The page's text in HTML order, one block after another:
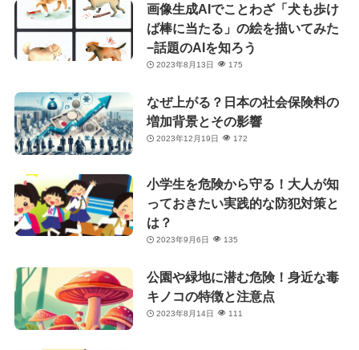
画像生成AIでことわざ「犬も歩け
ば棒に当たる」の絵を描いてみた
−話題のAIを知ろう
2023年8月13日 175
なぜ上がる？日本の社会保険料の
増加背景とその影響
2023年12月19日 172
小学生を危険から守る！大人が知
っておきたい実践的な防犯対策と
は？
2023年9月6日 135
公園や緑地に潜む危険！身近な毒
キノコの特徴と注意点
2023年8月14日 111